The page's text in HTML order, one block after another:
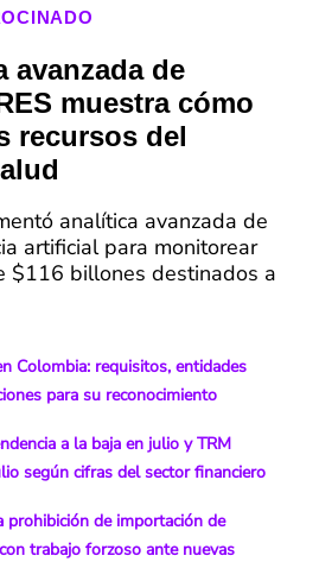
avanzada de
muestra cómo
recursos del
analítica avanzada de
artificial para monitorear
$116 billones destinados a
Colombia: requisitos, entidades
para su reconocimiento
a la baja en julio y TRM
según cifras del sector financiero
prohibición de importación de
trabajo forzoso ante nuevas